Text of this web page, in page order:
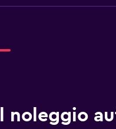
noleggio